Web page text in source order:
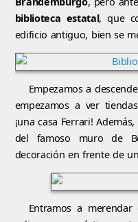
biblioteca estatal, que
edificio antiguo, bien se
Empezamos a
empezamos a ver
¡una casa Ferrari!
del famoso muro de
decoración en frente de
Entramos a